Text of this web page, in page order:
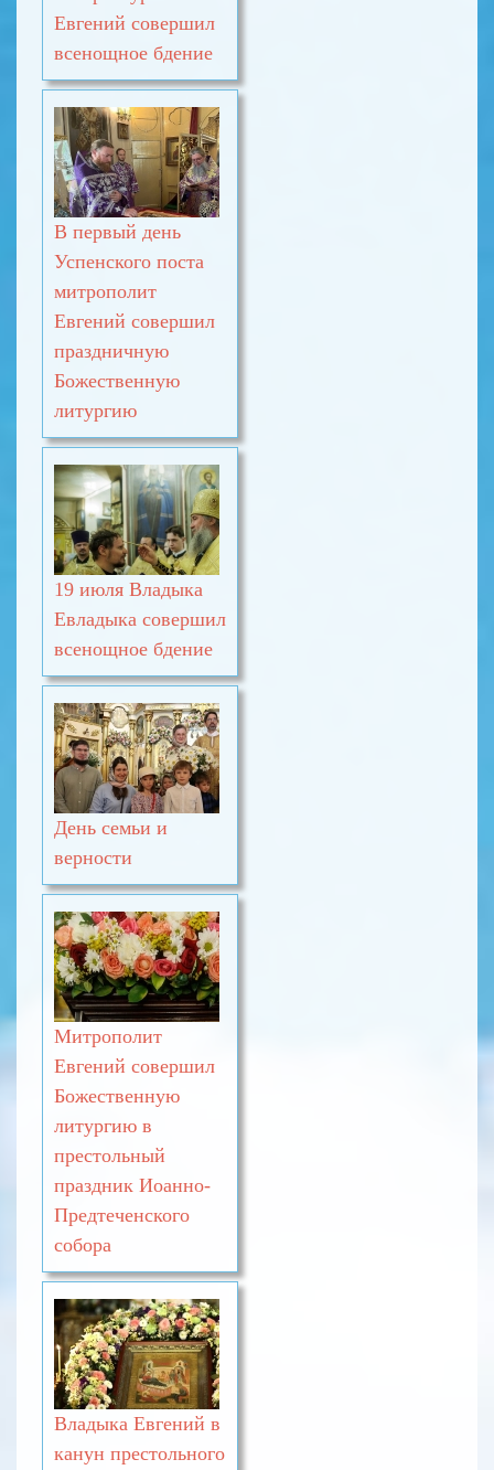
Евгений совершил
всенощное бдение
В первый день
Успенского поста
митрополит
Евгений совершил
праздничную
Божественную
литургию
19 июля Владыка
Евладыка совершил
всенощное бдение
День семьи и
верности
Митрополит
Евгений совершил
Божественную
литургию в
престольный
праздник Иоанно-
Предтеченского
собора
Владыка Евгений в
канун престольного